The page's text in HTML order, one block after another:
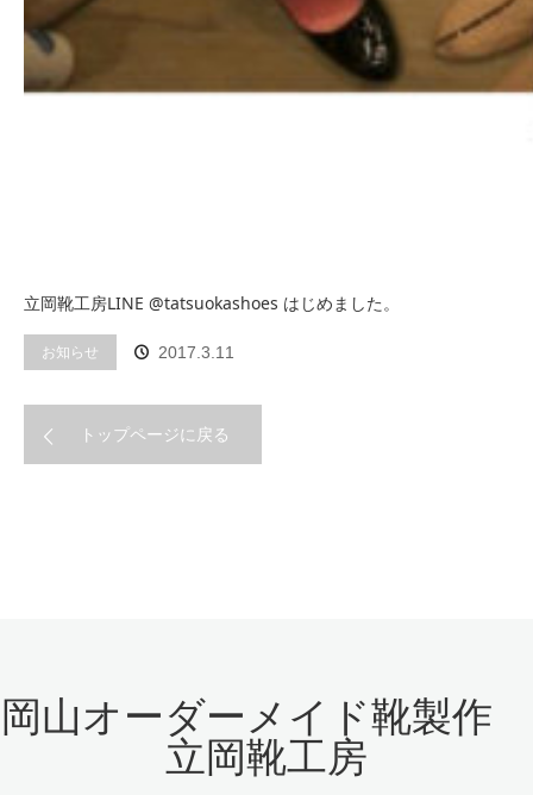
立岡靴工房LINE @tatsuokashoes はじめました。
お知らせ 2017.3.11
トップページに戻る
岡山オーダーメイド靴製作
立岡靴工房